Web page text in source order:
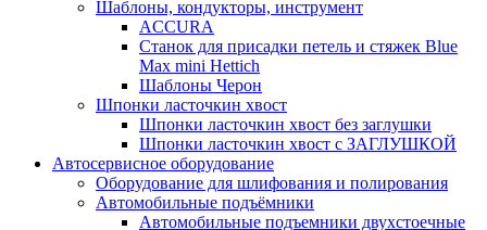
Шаблоны, кондукторы, инструмент
ACCURA
Станок для присадки петель и стяжек Blue
Max mini Hettich
Шаблоны Черон
Шпонки ласточкин хвост
Шпонки ласточкин хвост без заглушки
Шпонки ласточкин хвост с ЗАГЛУШКОЙ
Автосервисное оборудование
Оборудование для шлифования и полирования
Автомобильные подъёмники
Автомобильные подъемники двухстоечные